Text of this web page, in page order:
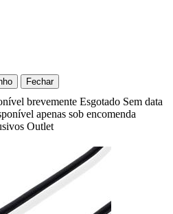
Fechar
brevemente Esgotado Sem data
apenas sob encomenda
Outlet